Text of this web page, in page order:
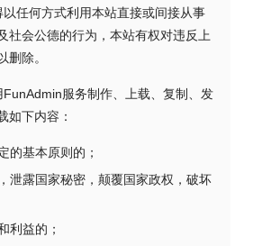
任何方式利用本站直接或间接从事
社会公德的行为，本站有权对违反上
删除。
服务制作、上载、复制、发
如下内容：
的基本原则的；
泄露国家秘密，颠覆国家政权，破坏
利益的；